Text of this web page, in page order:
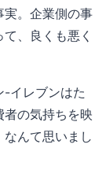
実。企業側の事
、良くも悪く
-イレブンはた
者の気持ちを映
んて思いまし